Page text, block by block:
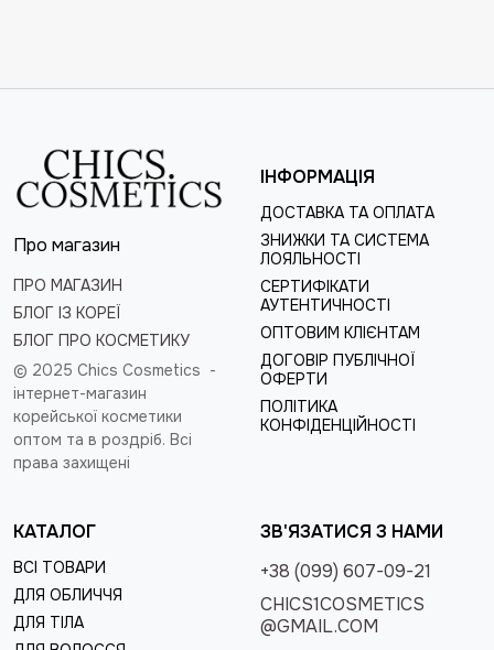
Про магазин
ПРО МАГАЗИН
БЛОГ ІЗ КОРЕЇ
БЛОГ ПРО КОСМЕТИКУ
© 2025 Chics Cosmetics -
інтернет-магазин
корейської косметики
оптом та в роздріб. Всі
права захищені
ІНФОРМАЦІЯ
ДОСТАВКА ТА ОПЛАТА
ЗНИЖКИ ТА СИСТЕМА
ЛОЯЛЬНОСТІ
СЕРТИФІКАТИ
АУТЕНТИЧНОСТІ
ОПТОВИМ КЛІЄНТАМ
ДОГОВІР ПУБЛІЧНОЇ
ОФЕРТИ
ПОЛІТИКА
КОНФІДЕНЦІЙНОСТІ
КАТАЛОГ
ВСІ ТОВАРИ
ДЛЯ ОБЛИЧЧЯ
ДЛЯ ТІЛА
ЗВ'ЯЗАТИСЯ З НАМИ
+38 (099) 607-09-21
CHICS1COSMETICS
@GMAIL.COM